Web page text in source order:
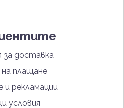
за доставка
на плащане
и рекламации
условия